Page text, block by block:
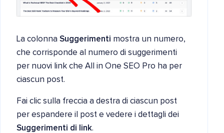
La colonna Suggerimenti mostra un numero,
che corrisponde al numero di suggerimenti
per nuovi link che All in One SEO Pro ha per
ciascun post.
Fai clic sulla freccia a destra di ciascun post
per espandere il post e vedere i dettagli dei
Suggerimenti di link.